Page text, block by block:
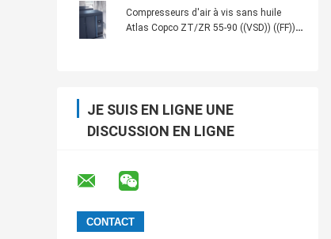
Compresseurs d'air à vis sans huile
Atlas Copco ZT/ZR 55-90 ((VSD)) ((FF))
JE SUIS EN LIGNE UNE
DISCUSSION EN LIGNE